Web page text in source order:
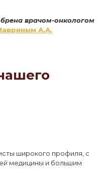
врачом-онкологом
А.А.
широкого профиля, с
медицины и большим